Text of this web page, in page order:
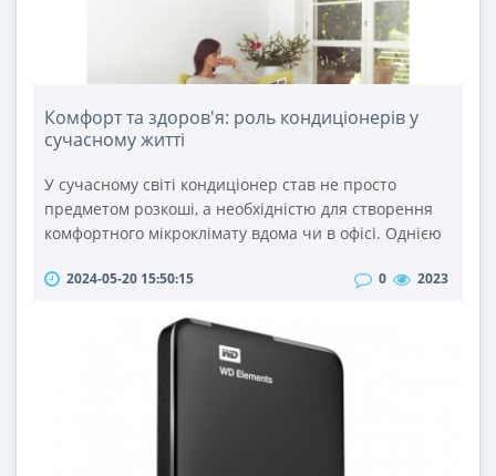
Комфорт та здоров'я: роль кондиціонерів у
сучасному житті
У сучасному світі кондиціонер став не просто
предметом розкоші, а необхідністю для створення
комфортного мікроклімату вдома чи в офісі. Однією
Хмельницький є здатність їх товарів створювати
Вибір кондиціонера вимагає уважного підходу,
оскільки на ринку представлений широкий
асортимент моделей, що відрізня..
2024-05-20 15:50:15 0 2023